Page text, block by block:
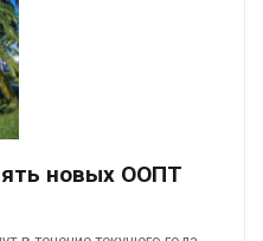
новых ООПТ